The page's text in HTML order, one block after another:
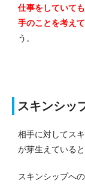
仕事をしていて
手のことを考え
う。
スキンシッ
相手に対してス
が芽生えていると
スキンシップへ